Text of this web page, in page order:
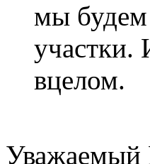
мы будем
участки.
вцелом.
Уважаемый